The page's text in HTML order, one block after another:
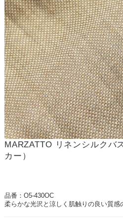
MARZATTO リネンシルクバ
カー）
品番：O5-430OC
柔らかな光沢と涼しく肌触りの良い質感